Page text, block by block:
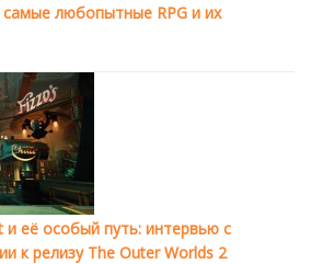
любопытные RPG и их
и её особый путь: интервью с
к релизу The Outer Worlds 2